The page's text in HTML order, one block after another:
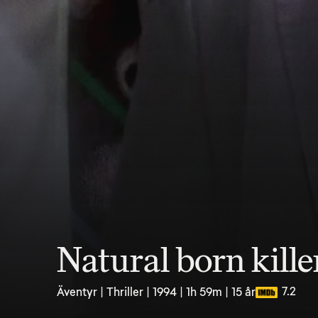
Natural born
Äventyr | Thriller | 1994 | 1h 59m | 15 år 7.2